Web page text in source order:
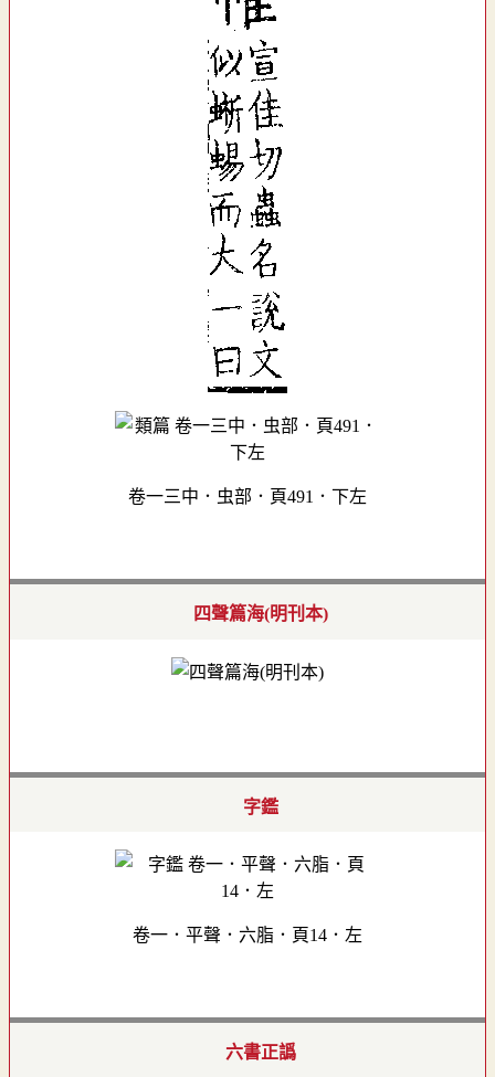
卷一三中．虫部．頁491．下左
四聲篇海(明刊本)
字鑑
卷一．平聲．六脂．頁14．左
六書正譌